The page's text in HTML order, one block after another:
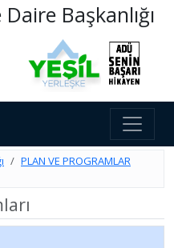
Başkanlığı
PLAN VE PROGRAMLAR